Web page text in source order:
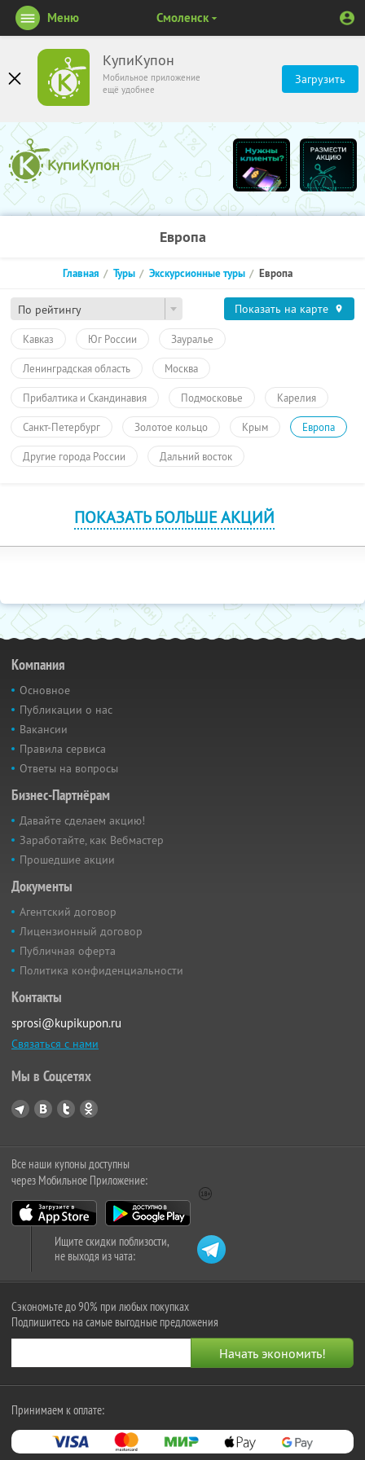
КупиКупон
Мобильное приложение
ещё удобнее
Загрузить
Меню Смоленск
Европа
По рейтингу
Главная Туры Экскурсионные туры Европа
Показать на карте
Кавказ Юг России Зауралье
Ленинградская область Москва
Прибалтика и Скандинавия Подмосковье Карелия
Санкт-Петербург Золотое кольцо Крым Европа
Другие города России Дальний восток
ПОКАЗАТЬ БОЛЬШЕ АКЦИЙ
Компания
Основное
Публикации о нас
Вакансии
Правила сервиса
Ответы на вопросы
Бизнес-Партнёрам
Давайте сделаем акцию!
Заработайте, как Вебмастер
Прошедшие акции
Документы
Агентский договор
Лицензионный договор
Публичная оферта
Политика конфиденциальности
Контакты
sprosi@kupikupon.ru
Связаться с нами
Мы в Соцсетях
Все наши купоны доступны
через Мобильное Приложение:
Ищите скидки поблизости,
не выходя из чата:
Сэкономьте до 90% при любых покупках
Подпишитесь на самые выгодные предложения
Принимаем к оплате: